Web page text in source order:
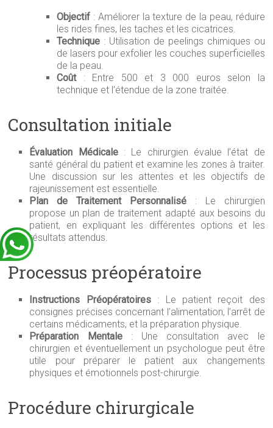
Objectif : Améliorer la texture de la peau, réduire
les rides fines, les taches et les cicatrices.
Technique : Utilisation de peelings chimiques ou
de lasers pour exfolier les couches superficielles
de la peau.
Coût: Entre 500 et 3 000 euros selon la
technique et l’étendue de la zone traitée.
Consultation initiale
Évaluation Médicale: Le chirurgien évalue l’état de
santé général du patient et examine les zones à traiter.
Une discussion sur les attentes et les objectifs de
rajeunissement est essentielle.
Plan de Traitement Personnalisé : Le chirurgien
propose un plan de traitement adapté aux besoins du
patient, en expliquant les différentes options et les
résultats attendus.
Processus préopératoire
Instructions Préopératoires: Le patient reçoit des
consignes précises concernant l’alimentation, l’arrêt de
certains médicaments, et la préparation physique.
Préparation Mentale: Une consultation avec le
chirurgien et éventuellement un psychologue peut être
utile pour préparer le patient aux changements
physiques et émotionnels post-chirurgie.
Procédure chirurgicale